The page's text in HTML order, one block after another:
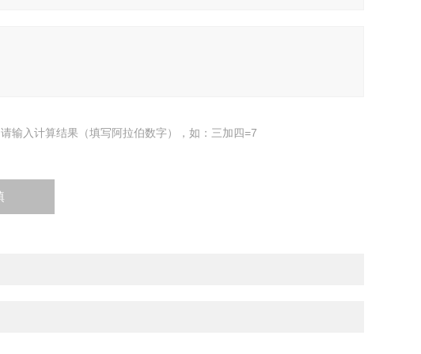
请输入计算结果（填写阿拉伯数字），如：三加四=7